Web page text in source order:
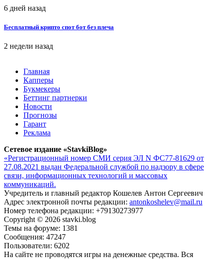
6 дней назад
Бесплатный крипто спот бот без плеча
2 недели назад
Главная
Капперы
Букмекеры
Беттинг партнерки
Новости
Прогнозы
Гарант
Реклама
Сетевое издание «StavkiBlog»
«Регистрационный номер СМИ серия ЭЛ N ФС77-81629 от
27.08.2021 выдан Федеральной службой по надзору в сфере
связи, информационных технологий и массовых
коммуникаций.
Учредитель и главный редактор Кошелев Антон Сергеевич
Адрес электронной почты редакции: antonkoshelev@mail.ru
Номер телефона редакции: +79130273977
Copyright © 2026 stavki.blog
Темы на форуме: 1381
Сообщения: 47247
Пользователи: 6202
На сайте не проводятся игры на денежные средства. Вся